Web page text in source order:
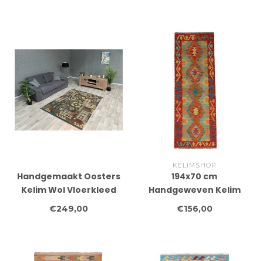
Handgemaakt Oosters
Kelim Wol Vloerkleed
192x145 cm
€249,00
KELIMSHOP
194x70 cm
Handgeweven Kelim
Loper Wol Vloerkleed
Tapijt
€156,00